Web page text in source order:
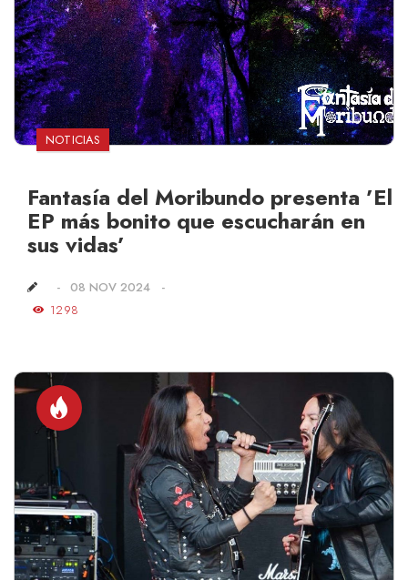
NOTICIAS
Fantasía del Moribundo presenta ’El
EP más bonito que escucharán en
sus vidas’
08 NOV 2024
1298